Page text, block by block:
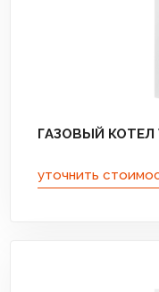
ГАЗОВЫЙ КОТЕЛ
уточнить